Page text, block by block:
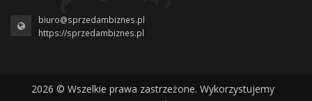
biuro@sprzedambiznes.pl
https://sprzedambiznes.pl
2026 © Wszelkie prawa zastrzeżone. Wykorzystujemy